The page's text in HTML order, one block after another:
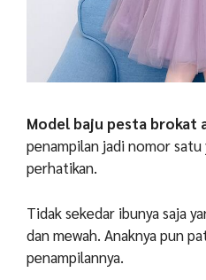
Model baju pesta brokat
penampilan jadi nomor satu
perhatikan.
Tidak sekedar ibunya saja
dan mewah. Anaknya pun
penampilannya.